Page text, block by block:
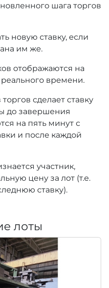
шага торгов
новую ставку, если
им же.
отображаются на
времени.
сделает ставку
до завершения
на пять минут с
и после каждой
участник,
цену за лот (т.е.
ставку).
лоты